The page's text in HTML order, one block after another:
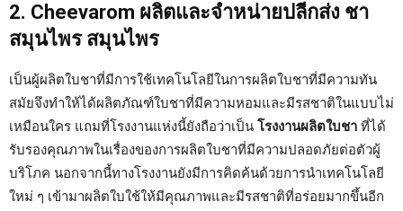
2. Cheevarom ผลิตและจำหน่ายปลีกส่ง ชา
สมุนไพร สมุนไพร
เป็นผู้ผลิตใบชาที่มีการใช้เทคโนโลยีในการผลิตใบชาที่มีความทัน
สมัยจึงทำให้ได้ผลิตภัณฑ์ใบชาที่มีความหอมและมีรสชาติในแบบไม่
เหมือนใคร แถมที่โรงงานแห่งนี้ยังถือว่าเป็น โรงงานผลิตใบชา ที่ได้
รับรองคุณภาพในเรื่องของการผลิตใบชาที่มีความปลอดภัยต่อตัวผู้
บริโภค นอกจากนี้ทางโรงงานยังมีการคิดค้นด้วยการนำเทคโนโลยี
ใหม่ ๆ เข้ามาผลิตใบใช้ให้มีคุณภาพและมีรสชาติที่อร่อยมากขึ้นอีก